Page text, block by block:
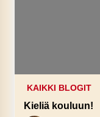
KAIKKI BLOGIT
Kieliä kouluun!